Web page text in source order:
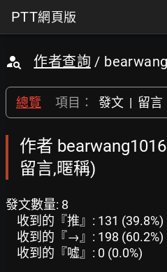
PTT網頁版
作者查詢 /
總覽 項目： 發文 | 留言
作者
留言,暱稱)
發文數量: 8
收到的『推』: 131 (39.8%)
收到的『→』: 198 (60.2%)
收到的『噓』: 0 (0.0%)